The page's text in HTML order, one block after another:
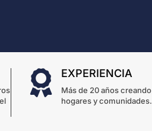
 EXPERIENCIA
Más de 20 años creando
hogares y comunidades.